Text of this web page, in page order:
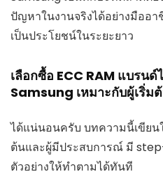
ปัญหาในงานจริงได้อย่างมืออา
เป็นประโยชน์ในระยะยาว
เลือกซื้อ ECC RAM แบรน
Samsung เหมาะกับผู้เริ่ม
ได้แน่นอนครับ บทความนี้เขียนใ
ต้นและผู้มีประสบการณ์ มี
ตัวอย่างให้ทำตามได้ทันที